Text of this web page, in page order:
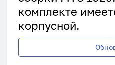
комплекте
корпусной.